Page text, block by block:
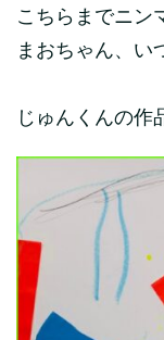
こちらまでニン
まおちゃん、い
じゅんくんの作